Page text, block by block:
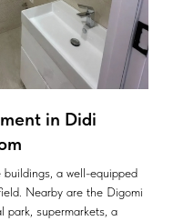
in Didi
a well-equipped
Nearby are the Digomi
park, supermarkets, a